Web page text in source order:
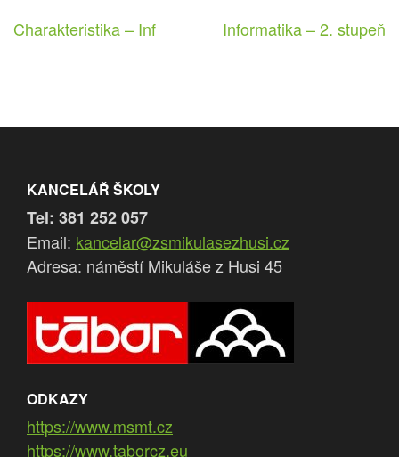
Navigace
Charakteristika – Inf Informatika – 2. stupeň
KANCELÁŘ ŠKOLY
Tel: 381 252 057
Email: kancelar@zsmikulasezhusi.cz
Adresa: náměstí Mikuláše z Husi 45
ODKAZY
https://www.msmt.cz
https://www.taborcz.eu